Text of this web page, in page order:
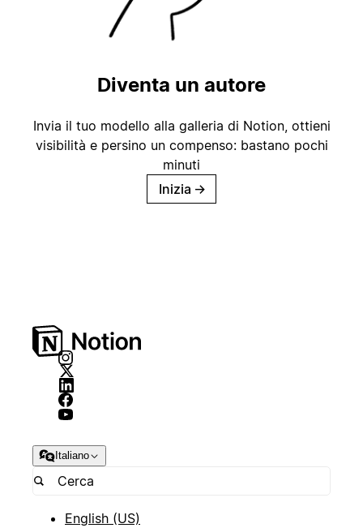
Diventa un autore
Invia il tuo modello alla galleria di Notion, ottieni
visibilità e persino un compenso: bastano pochi
minuti
Inizia →
Italiano
English (US)